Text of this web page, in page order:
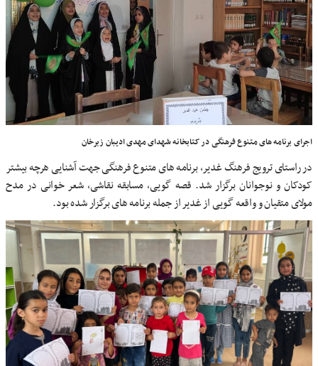
اجرای برنامه های متنوع فرهنگی در کتابخانه شهدای مهدی ادیبان زبرخان
در راستای ترویج فرهنگ غدیر، برنامه های متنوع فرهنگی جهت آشنایی هرچه بیشتر
کودکان و نوجوانان برگزار شد. قصه گویی، مسابقه نقاشی، شعر خوانی در مدح
مولای متقیان و واقعه گویی از غدیر از جمله برنامه های برگزار شده بود.